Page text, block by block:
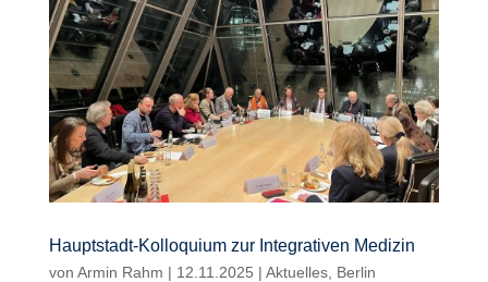
Hauptstadt-Kolloquium zur Integrativen Medizin
von Armin Rahm | 12.11.2025 | Aktuelles, Berlin